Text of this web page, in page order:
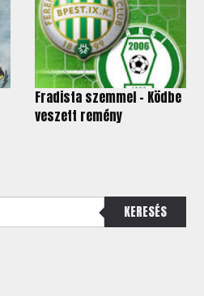
Fradista szemmel – Ködbe
veszett remény
KERESÉS